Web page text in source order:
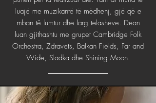
luajë me muzikantë të mëdhenj, gjë që e
mban të lumtur dhe larg telasheve. Dean
luan gjithashtu me grupet Cambridge Folk
Orchestra, Zdravets, Balkan Fields, Far and
Wide, Sladka dhe Shining Moon.